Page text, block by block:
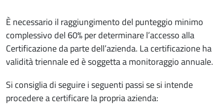
È necessario il raggiungimento del punteggio minimo
complessivo del 60% per determinare l’accesso alla
Certificazione da parte dell’azienda. La certificazione ha
validità triennale ed è soggetta a monitoraggio annuale.
Si consiglia di seguire i seguenti passi se si intende
procedere a certificare la propria azienda: